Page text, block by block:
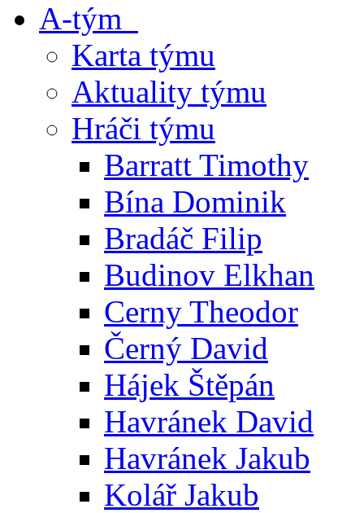
A-tým
Karta týmu
Aktuality týmu
Hráči týmu
Barratt Timothy
Bína Dominik
Bradáč Filip
Budinov Elkhan
Cerny Theodor
Černý David
Hájek Štěpán
Havránek David
Havránek Jakub
Kolář Jakub